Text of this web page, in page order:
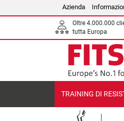
Azienda
Oltre 4.000.000
tutta Europa
TRAINING DI